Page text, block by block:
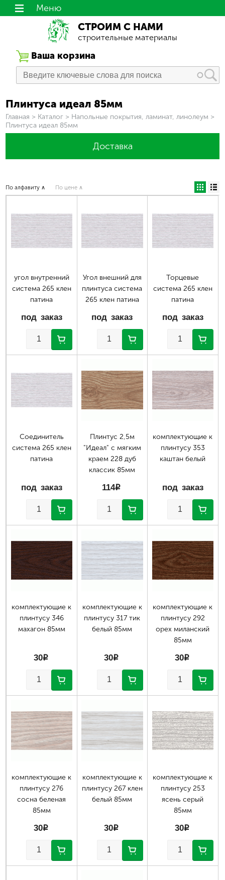
СТРОИМ С НАМИ
строительные материалы
Ваша корзина
Меню
Плинтуса идеал 85мм
Вы здесь
Главная > Каталог > Напольные покрытия, ламинат, линолеум >
Плинтуса идеал 85мм
Доставка
По алфавиту ∧ По цене ∧
угол внутренний
система 265 клен
патина
под заказ
Угол внешний для
плинтуса система
265 клен патина
под заказ
Торцевые
система 265 клен
патина
под заказ
Соединитель
система 265 клен
патина
под заказ
Плинтус 2,5м
"Идеал" с мягким
краем 228 дуб
классик 85мм
114p
комплектующие к
плинтусу 353
каштан белый
под заказ
комплектующие к
плинтусу 346
махагон 85мм
30p
комплектующие к
плинтусу 317 тик
белый 85мм
30p
комплектующие к
плинтусу 292
орех миланский
85мм
30p
комплектующие к
плинтусу 276
сосна беленая
85мм
30p
комплектующие к
плинтусу 267 клен
белый 85мм
30p
комплектующие к
плинтусу 253
ясень серый
85мм
30p